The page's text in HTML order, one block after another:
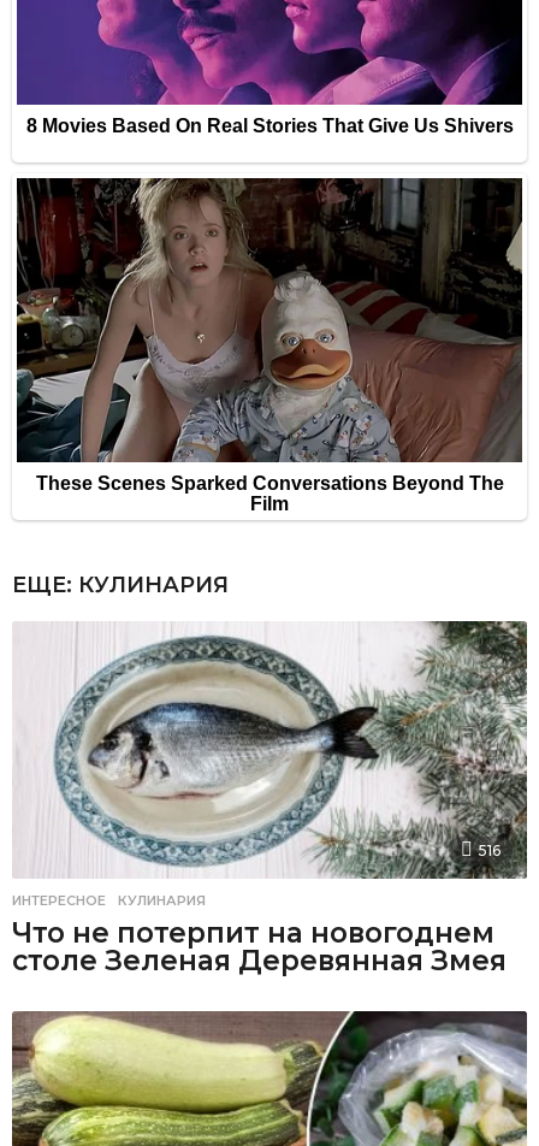
ЕЩЕ: КУЛИНАРИЯ
516
ИНТЕРЕСНОЕ ,КУЛИНАРИЯ
Что не потерпит на новогоднем
столе Зеленая Деревянная Змея